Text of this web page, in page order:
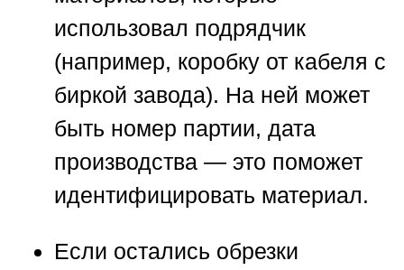
использовал подрядчик
(например, коробку от кабеля с
биркой завода). На ней может
быть номер партии, дата
производства — это поможет
идентифицировать материал.
Если остались обрезки